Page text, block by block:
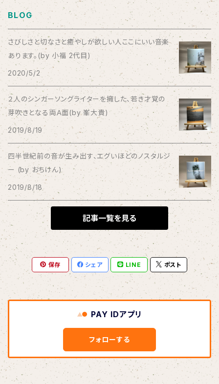
Aysula
Bad Operation
Bagus!
BBBBBBB
The BEG
The Beths
THE BLACK SHANSONS
BLONDnewHALF
Blondy
BOAR HUNTER
bud&harbor
Bulbs Of Passion
B玉
BLOG
さびしさと切なさと癒やしが欲しい人ここにいい音楽
あります。(by 小福 2代目)
2020/5/2
２人のシンガーソングライターを擁した、若き才覚の
芽吹きとなる両Ａ面(by 峯大貴)
2019/8/19
四半世紀前の音が生み出す、エグいほどのノスタルジ
ー (by おちけん)
2019/8/18
記事一覧を見る
保存 シェア LINE ポスト
PAY IDアプリ
フォローする